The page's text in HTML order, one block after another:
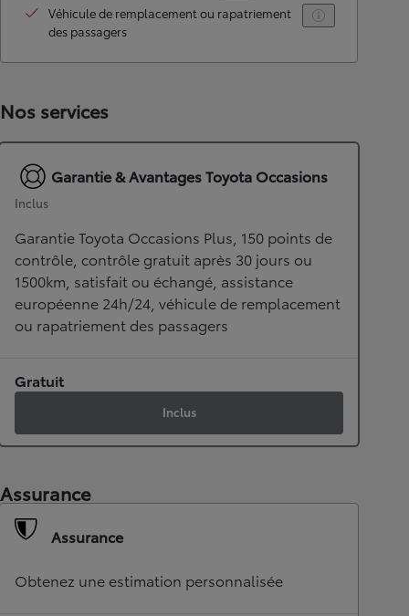
Véhicule de remplacement ou rapatriement
des passagers
Nos services
Garantie & Avantages Toyota Occasions
Inclus
Garantie Toyota Occasions Plus, 150 points de
contrôle, contrôle gratuit après 30 jours ou
1500km, satisfait ou échangé, assistance
européenne 24h/24, véhicule de remplacement
ou rapatriement des passagers
Gratuit
Inclus
Assurance
Assurance
Obtenez une estimation personnalisée